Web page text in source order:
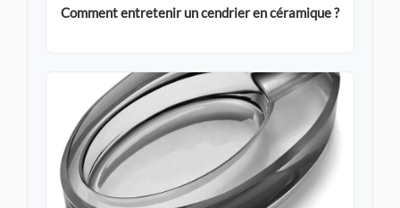
Comment entretenir un cendrier en céramique ?